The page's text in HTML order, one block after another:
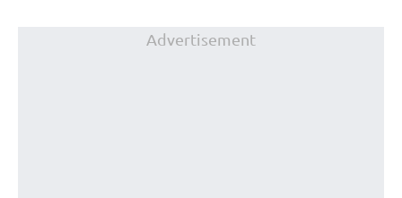
Advertisement